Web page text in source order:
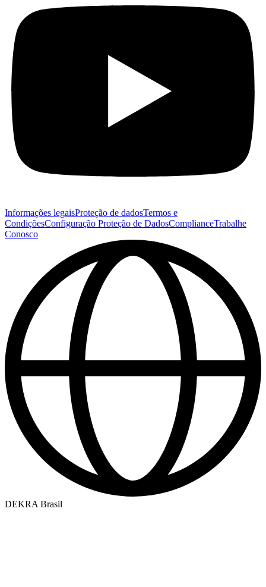
Informações legaisProteção de dadosTermos e
CondiçõesConfiguração Proteção de DadosComplianceTrabalhe
Conosco
DEKRA Brasil